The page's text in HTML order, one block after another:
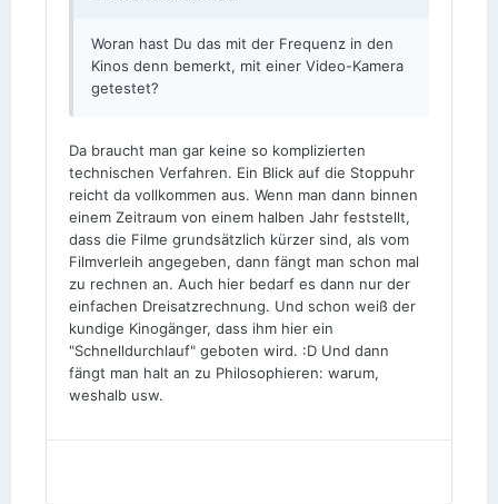
Woran hast Du das mit der Frequenz in den
Kinos denn bemerkt, mit einer Video-Kamera
getestet?
Da braucht man gar keine so komplizierten
technischen Verfahren. Ein Blick auf die Stoppuhr
reicht da vollkommen aus. Wenn man dann binnen
einem Zeitraum von einem halben Jahr feststellt,
dass die Filme grundsätzlich kürzer sind, als vom
Filmverleih angegeben, dann fängt man schon mal
zu rechnen an. Auch hier bedarf es dann nur der
einfachen Dreisatzrechnung. Und schon weiß der
kundige Kinogänger, dass ihm hier ein
"Schnelldurchlauf" geboten wird. :D Und dann
fängt man halt an zu Philosophieren: warum,
weshalb usw.